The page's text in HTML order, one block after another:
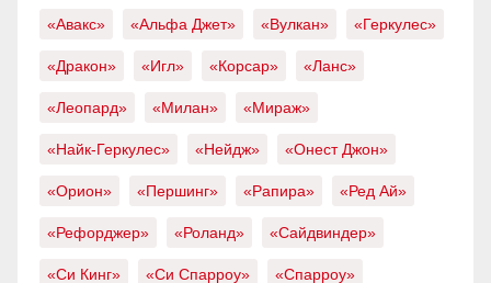
«Авакс» «Альфа Джет» «Вулкан» «Геркулес»
«Дракон» «Игл» «Корсар» «Ланс»
«Леопард» «Милан» «Мираж»
«Найк-Геркулес» «Нейдж» «Онест Джон»
«Орион» «Першинг» «Рапира» «Ред Ай»
«Рефорджер» «Роланд» «Сайдвиндер»
«Си Кинг» «Си Спарроу» «Спарроу»